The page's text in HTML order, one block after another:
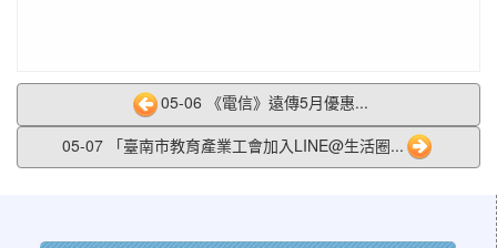
05-06 《電信》遠傳5月優惠...
05-07 「臺南市教育產業工會加入LINE@生活圈...